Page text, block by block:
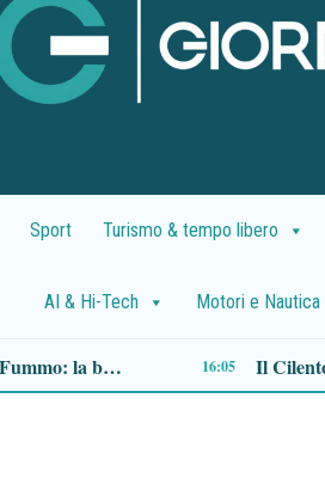
Sport Turismo & tempo libero
AI & Hi-Tech Motori e Nautica